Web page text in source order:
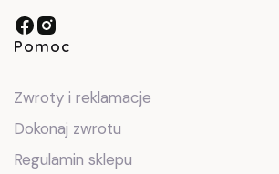
Linki w stopce
Pomoc
Zwroty i reklamacje
Dokonaj zwrotu
Regulamin sklepu